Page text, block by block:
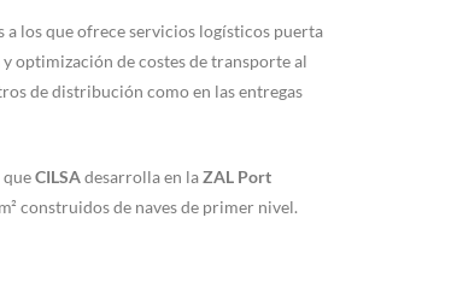
a los que ofrece servicios logísticos puerta
optimización de costes de transporte al
de distribución como en las entregas
queCILSAdesarrolla en laZAL Port
construidos de naves de primer nivel.